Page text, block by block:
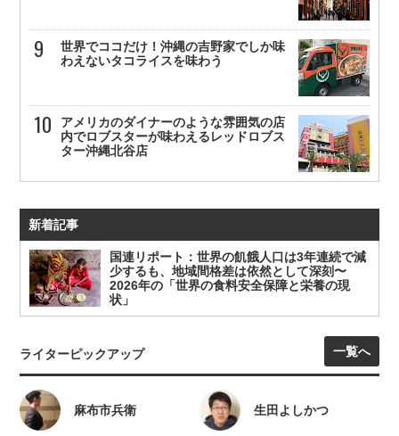
世界でココだけ！沖縄の吉野家でしか味
わえないタコライスを味わう
アメリカのダイナーのような雰囲気の店
内でロブスターが味わえるレッドロブス
ター沖縄北谷店
新着記事
国連リポート：世界の飢餓人口は3年連続で減
少するも、地域間格差は依然として深刻〜
2026年の「世界の食料安全保障と栄養の現
状」
ライターピックアップ 一覧へ
麻布市兵衛 生田よしかつ